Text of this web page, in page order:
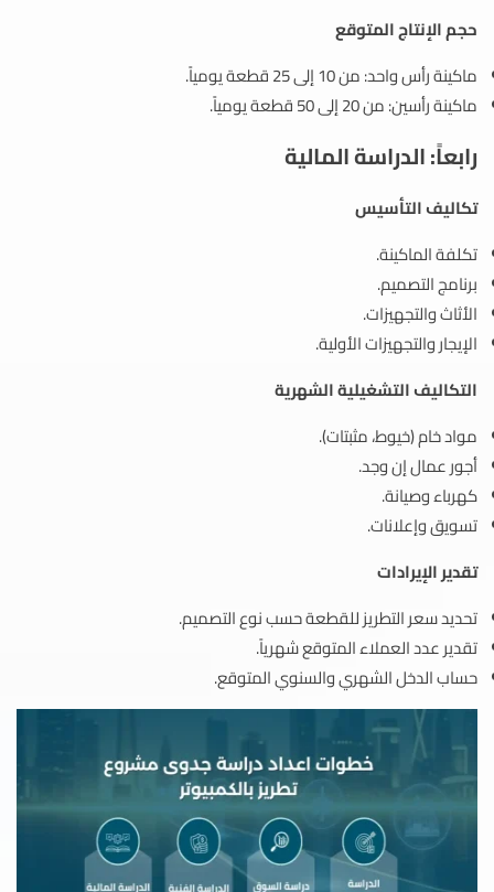
حجم الإنتاج المتوقع
ماكينة رأس واحد: من 10 إلى 25 قطعة يومياً.
ماكينة رأسين: من 20 إلى 50 قطعة يومياً.
رابعاً: الدراسة المالية
تكاليف التأسيس
تكلفة الماكينة.
برنامج التصميم.
الأثاث والتجهيزات.
الإيجار والتجهيزات الأولية.
التكاليف التشغيلية الشهرية
مواد خام (خيوط، مثبتات).
أجور عمال إن وجد.
كهرباء وصيانة.
تسويق وإعلانات.
تقدير الإيرادات
تحديد سعر التطريز للقطعة حسب نوع التصميم.
تقدير عدد العملاء المتوقع شهرياً.
حساب الدخل الشهري والسنوي المتوقع.